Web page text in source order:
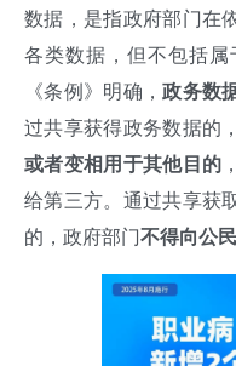
数据，是指政府部门在
各类数据，但不包括属
《条例》明确，政务数
过共享获得政务数据的，
或者变相用于其他目的
给第三方。通过共享获
的，政府部门不得向公